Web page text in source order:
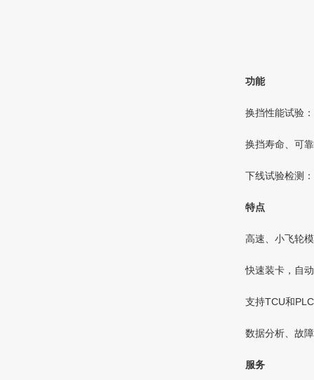
功能
换挡性能试验
换挡寿命、可
下线试验检测
特点
高速、小飞轮
快速装卡，自
支持TCU和
数据分析、故
服务